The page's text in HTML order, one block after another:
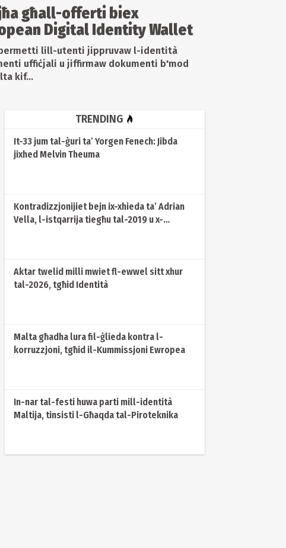
għall-offerti biex
Digital Identity Wallet
lill-utenti jippruvaw l-identità
uffiċjali u jiffirmaw dokumenti b'mod
kif...
TRENDING
It-33 jum tal-ġuri ta’ Yorgen Fenech: Jibda
jixhed Melvin Theuma
Kontradizzjonijiet bejn ix-xhieda ta’ Adrian
Vella, l-istqarrija tiegħu tal-2019 u x-
Aktar twelid milli mwiet fl-ewwel sitt xhur
tal-2026, tgħid Identità
Malta għadha lura fil-ġlieda kontra l-
korruzzjoni, tgħid il-Kummissjoni Ewropea
In-nar tal-festi huwa parti mill-identità
Maltija, tinsisti l-Għaqda tal-Piroteknika